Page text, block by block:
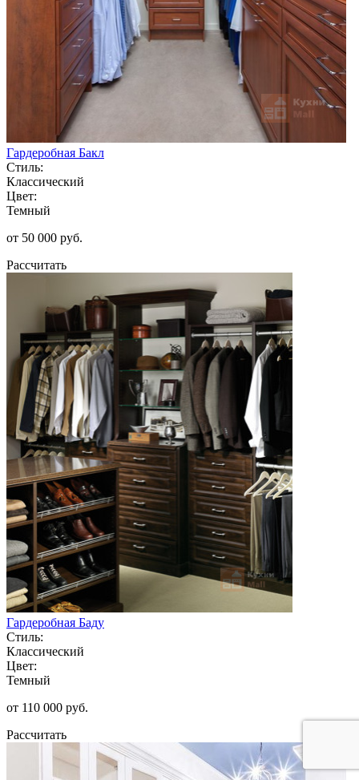
Гардеробная Бакл
Стиль:
Классический
Цвет:
Темный
от 50 000 руб.
Рассчитать
Гардеробная Баду
Стиль:
Классический
Цвет:
Темный
от 110 000 руб.
Рассчитать